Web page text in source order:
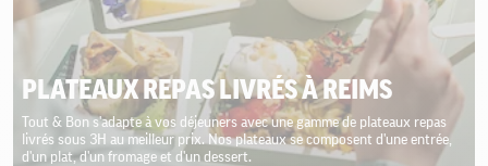
PLATEAUX REPAS LIVRÉS À REIMS
Tout & Bon s'adapte à vos déjeuners avec une gamme de plateaux repas
livrés sous 3H au meilleur prix. Nos plateaux se composent d'une entrée,
d'un plat, d'un fromage et d'un dessert.